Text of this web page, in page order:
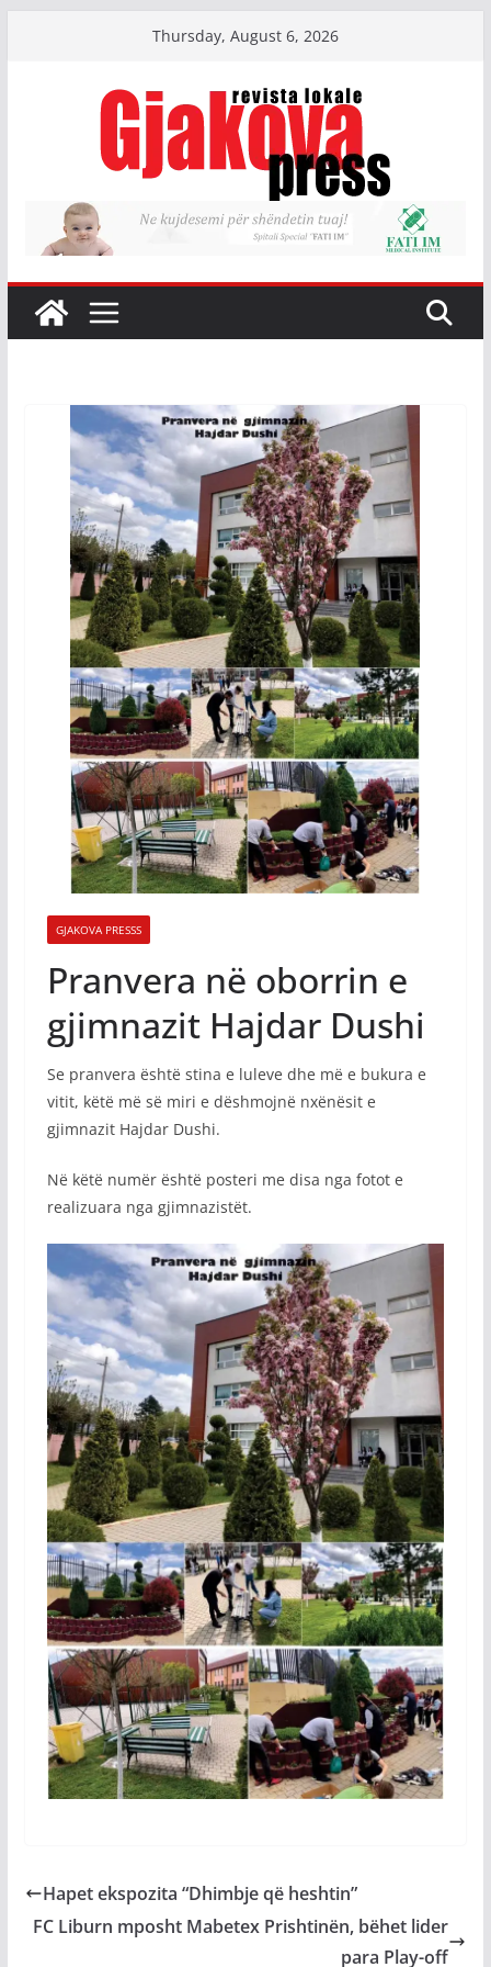
Thursday, August 6, 2026
GJAKOVA PRESSS
Pranvera në oborrin e
gjimnazit Hajdar Dushi
Se pranvera është stina e luleve dhe më e bukura e
vitit, këtë më së miri e dëshmojnë nxënësit e
gjimnazit Hajdar Dushi.
Në këtë numër është posteri me disa nga fotot e
realizuara nga gjimnazistët.
Hapet ekspozita “Dhimbje që heshtin”
FC Liburn mposht Mabetex Prishtinën, bëhet lider
para Play-off